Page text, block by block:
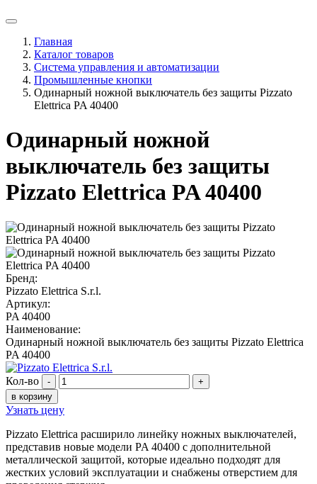
Главная
Каталог товаров
Система управления и автоматизации
Промышленные кнопки
Одинарный ножной выключатель без защиты Pizzato
Elettrica PA 40400
Одинарный ножной
выключатель без защиты
Pizzato Elettrica PA 40400
Бренд:
Pizzato Elettrica S.r.l.
Артикул:
PA 40400
Наименование:
Одинарный ножной выключатель без защиты Pizzato Elettrica
PA 40400
Кол-во -
+
в корзину
Узнать цену
Pizzato Elettrica расширило линейку ножных выключателей,
представив новые модели PA 40400 с дополнительной
металлической защитой, которые идеально подходят для
жестких условий эксплуатации и снабжены отверстием для